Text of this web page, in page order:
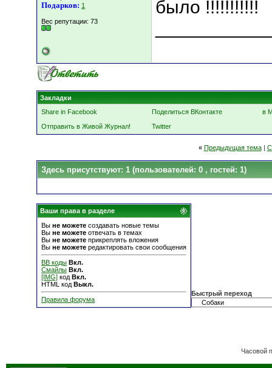
Подарков: 1
Вес репутации: 73
было !!!!!!!!!!!
Закладки
Share in Facebook
Поделиться ВКонтакте
в
Отправить в Живой Журнал!
Twitter
« Предыдущая тема|
Здесь присутствуют: 1 (пользователей: 0 , гостей: 1)
Ваши права в разделе
Вы не можете создавать новые темы
Вы не можете отвечать в темах
Вы не можете прикреплять вложения
Вы не можете редактировать свои сообщения
BB коды Вкл.
Смайлы Вкл.
[IMG] код Вкл.
HTML код Выкл.
Правила форума
Быстрый переход
Часовой